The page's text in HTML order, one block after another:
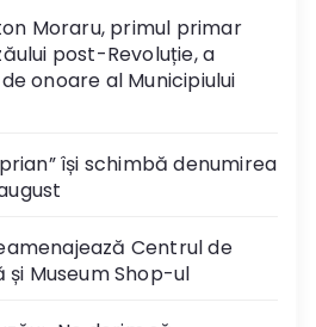
Moraru, primul primar
post-Revoluție, a
onoare al Municipiului
își schimbă denumirea
Centrul de
Museum Shop-ul